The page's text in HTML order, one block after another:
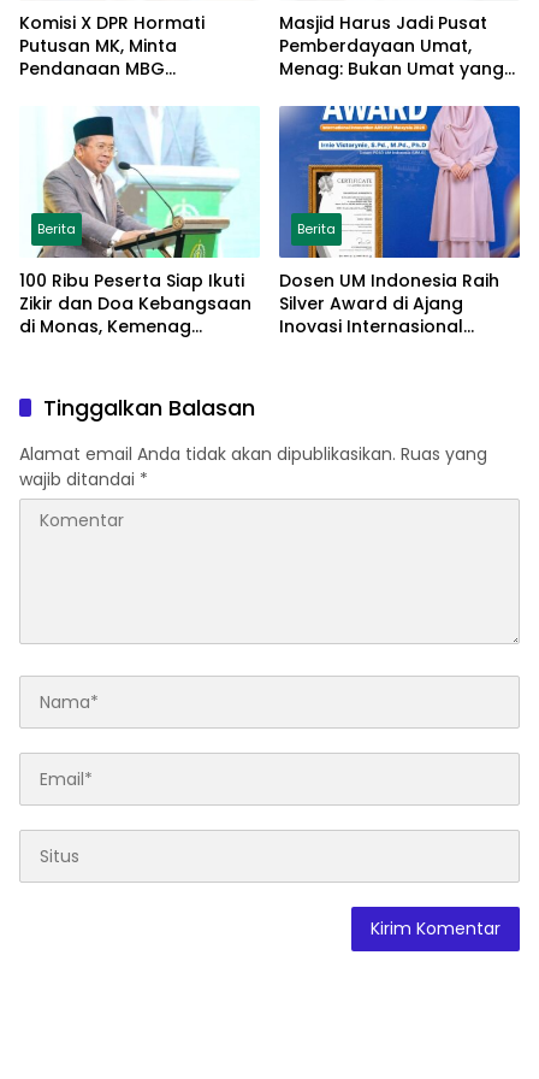
Komisi X DPR Hormati
Putusan MK, Minta
Pendanaan MBG
Pendidikan
Masjid Harus Jadi Pusat
Pemberdayaan Umat,
Menag: Bukan Umat yang
Berita
100 Ribu Peserta Siap Ikuti
Zikir dan Doa Kebangsaan
di Monas, Kemenag
Berita
Dosen UM Indonesia Raih
Silver Award di Ajang
Inovasi Internasional
Tinggalkan Balasan
Alamat email Anda tidak akan dipublikasikan. Ruas yang
wajib ditandai *